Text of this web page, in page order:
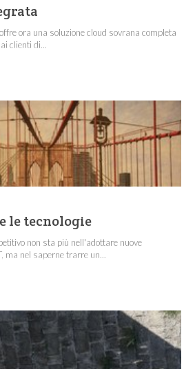
ora una soluzione cloud sovrana completa
clienti di...
le tecnologie
non sta più nell'adottare nuove
ma nel saperne trarre un...